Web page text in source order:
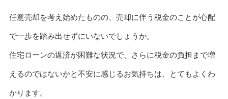
任意売却を考え始めたものの、売却に伴う税金のことが心配
で一歩を踏み出せずにいないでしょうか。
住宅ローンの返済が困難な状況で、さらに税金の負担まで増
えるのではないかと不安に感じるお気持ちは、とてもよくわ
かります。